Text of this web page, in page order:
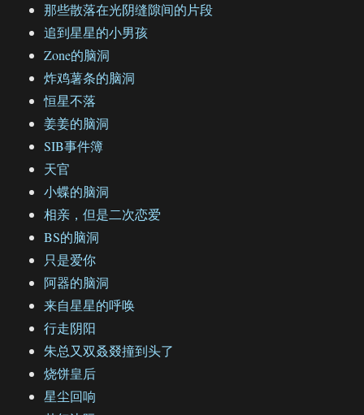
那些散落在光阴缝隙间的片段
追到星星的小男孩
Zone的脑洞
炸鸡薯条的脑洞
恒星不落
姜姜的脑洞
SIB事件簿
天官
小蝶的脑洞
相亲，但是二次恋爱
BS的脑洞
只是爱你
阿器的脑洞
来自星星的呼唤
行走阴阳
朱总又双叒叕撞到头了
烧饼皇后
星尘回响